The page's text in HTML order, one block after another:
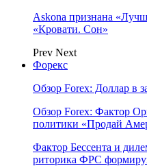
Askona признана
«Кровати. Сон»
Prev Next
Форекс
Обзор Forex: Доллар в
Обзор Forex: Фактор
политики «Продай
Фактор Бессента и
риторика ФРС